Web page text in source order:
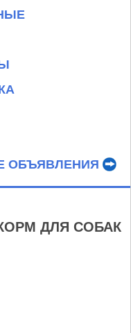
ОБЪЯВЛЕНИЯ
ДЛЯ СОБАК